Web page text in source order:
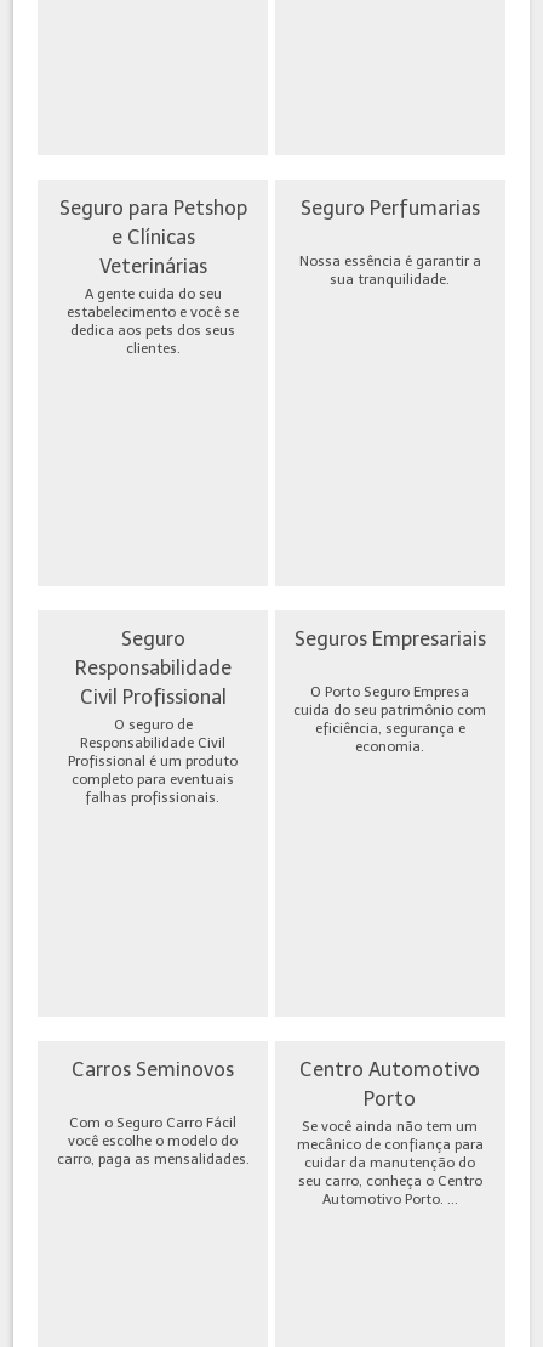
Seguro para Petshop
e Clínicas
Veterinárias
A gente cuida do seu
estabelecimento e você se
dedica aos pets dos seus
clientes.
Seguro Perfumarias
Nossa essência é garantir a
sua tranquilidade.
Seguro
Responsabilidade
Civil Profissional
O seguro de
Responsabilidade Civil
Profissional é um produto
completo para eventuais
falhas profissionais.
Seguros Empresariais
O Porto Seguro Empresa
cuida do seu patrimônio com
eficiência, segurança e
economia.
Carros Seminovos
Com o Seguro Carro Fácil
você escolhe o modelo do
carro, paga as mensalidades.
Centro Automotivo
Porto
Se você ainda não tem um
mecânico de confiança para
cuidar da manutenção do
seu carro, conheça o Centro
Automotivo Porto. ...